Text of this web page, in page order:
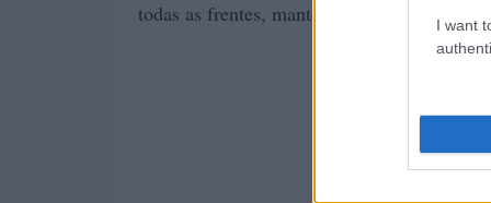
I want
todas as frentes, mantém-se a ênfase em